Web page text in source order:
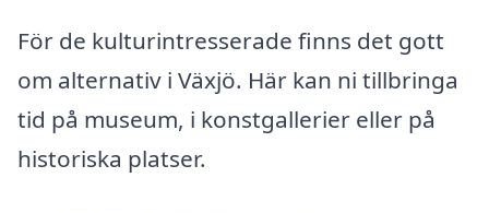
För de kulturintresserade finns det gott
om alternativ i Växjö. Här kan ni tillbringa
tid på museum, i konstgallerier eller på
historiska platser.